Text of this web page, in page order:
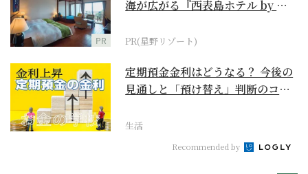
PR
海が広がる『西表島ホテル by 星
PR(星野リゾート)
定期預金金利はどうなる？ 今後の
見通しと「預け替え」判断のコツ
生活
Recommended by